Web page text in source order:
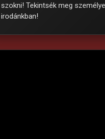
szokni! Tekintsék meg
irodánkban!